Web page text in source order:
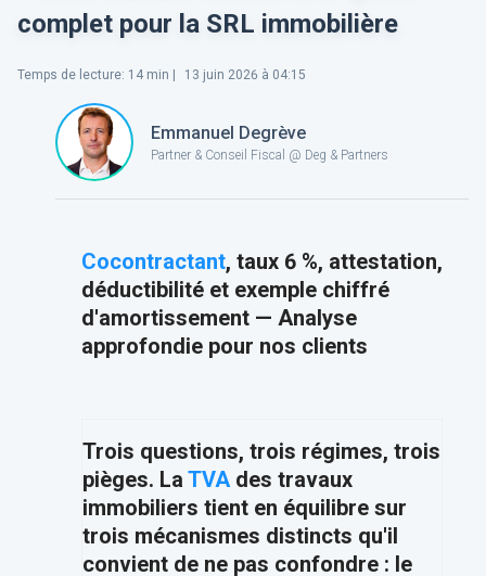
complet pour la SRL immobilière
Temps de lecture: 14 min | 13 juin 2026 à 04:15
Emmanuel Degrève
Partner & Conseil Fiscal @ Deg & Partners
Cocontractant, taux 6 %, attestation,
déductibilité et exemple chiffré
d'amortissement — Analyse
approfondie pour nos clients
Trois questions, trois régimes, trois
pièges. La TVAdes travaux
immobiliers tient en équilibre sur
trois mécanismes distincts qu'il
convient de ne pas confondre : le